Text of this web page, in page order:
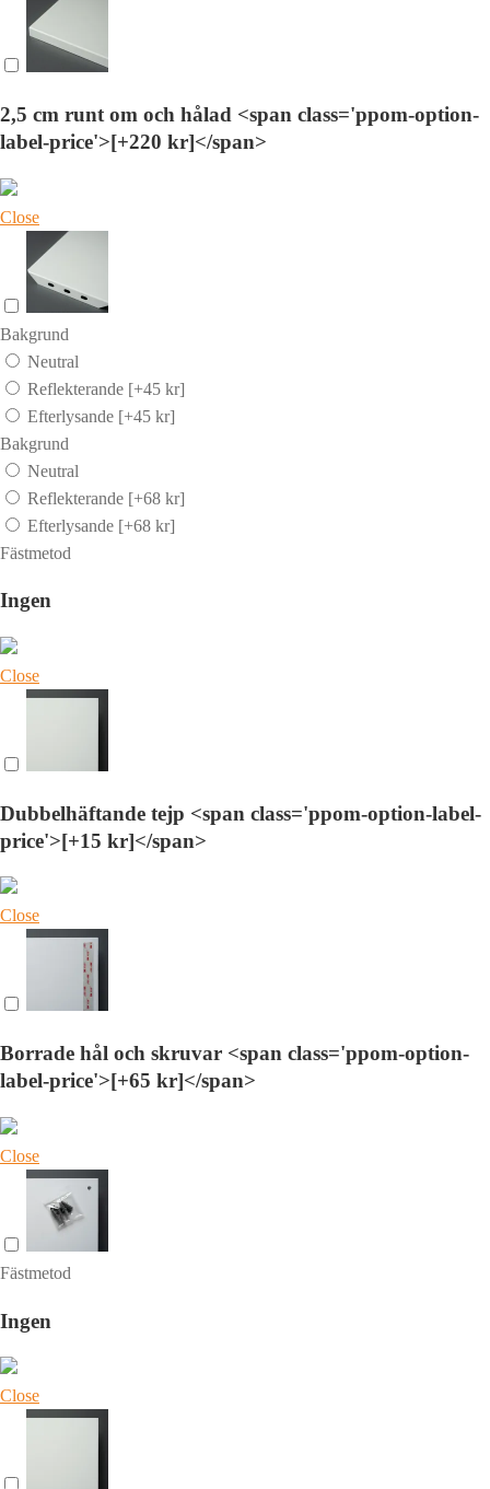
2,5 cm runt om och hålad <span class='ppom-option-
label-price'>[+220 kr]</span>
Close
Bakgrund
Neutral
Reflekterande [+45 kr]
Efterlysande [+45 kr]
Bakgrund
Neutral
Reflekterande [+68 kr]
Efterlysande [+68 kr]
Fästmetod
Ingen
Close
Dubbelhäftande tejp <span class='ppom-option-label-
price'>[+15 kr]</span>
Close
Borrade hål och skruvar <span class='ppom-option-
label-price'>[+65 kr]</span>
Close
Fästmetod
Ingen
Close